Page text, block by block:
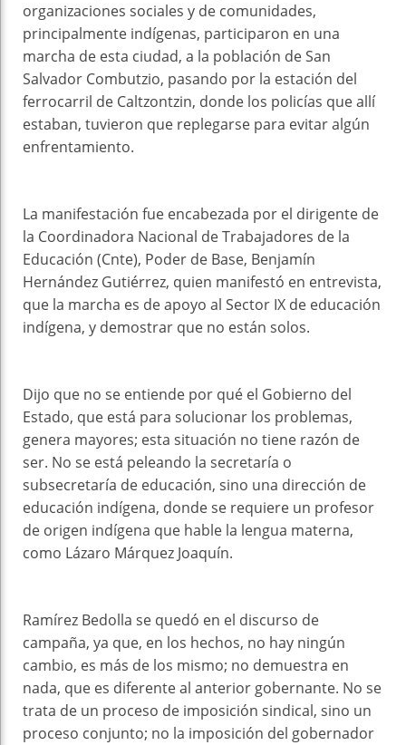
organizaciones sociales y de comunidades,
principalmente indígenas, participaron en una
marcha de esta ciudad, a la población de San
Salvador Combutzio, pasando por la estación del
ferrocarril de Caltzontzin, donde los policías que allí
estaban, tuvieron que replegarse para evitar algún
enfrentamiento.
La manifestación fue encabezada por el dirigente de
la Coordinadora Nacional de Trabajadores de la
Educación (Cnte), Poder de Base, Benjamín
Hernández Gutiérrez, quien manifestó en entrevista,
que la marcha es de apoyo al Sector IX de educación
indígena, y demostrar que no están solos.
Dijo que no se entiende por qué el Gobierno del
Estado, que está para solucionar los problemas,
genera mayores; esta situación no tiene razón de
ser. No se está peleando la secretaría o
subsecretaría de educación, sino una dirección de
educación indígena, donde se requiere un profesor
de origen indígena que hable la lengua materna,
como Lázaro Márquez Joaquín.
Ramírez Bedolla se quedó en el discurso de
campaña, ya que, en los hechos, no hay ningún
cambio, es más de los mismo; no demuestra en
nada, que es diferente al anterior gobernante. No se
trata de un proceso de imposición sindical, sino un
proceso conjunto; no la imposición del gobernador